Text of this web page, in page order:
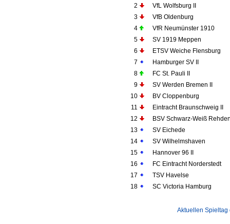
2
VfL Wolfsburg II
3
VfB Oldenburg
4
VfR Neumünster 1910
5
SV 1919 Meppen
6
ETSV Weiche Flensburg
7
Hamburger SV II
8
FC St. Pauli II
9
SV Werden Bremen II
10
BV Cloppenburg
11
Eintracht Braunschweig II
12
BSV Schwarz-Weiß
13
SV Eichede
14
SV Wilhelmshaven
15
Hannover 96 II
16
FC Eintracht Norderstedt
17
TSV Havelse
18
SC Victoria Hamburg
Aktuellen Spieltag